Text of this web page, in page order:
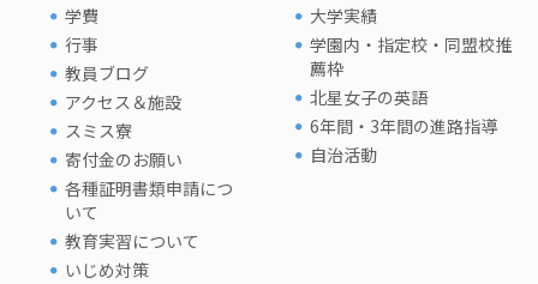
学費
行事
教員ブログ
アクセス＆施設
スミス寮
寄付金のお願い
各種証明書類申請につ
いて
教育実習について
いじめ対策
大学実績
学園内・指定校・同盟校推
薦枠
北星女子の英語
6年間・3年間の進路指導
自治活動